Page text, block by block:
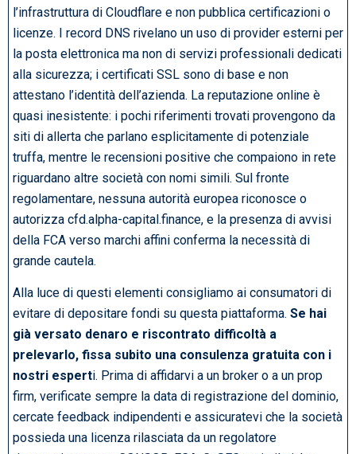
l’infrastruttura di Cloudflare e non pubblica certificazioni o
licenze. I record DNS rivelano un uso di provider esterni per
la posta elettronica ma non di servizi professionali dedicati
alla sicurezza; i certificati SSL sono di base e non
attestano l’identità dell’azienda. La reputazione online è
quasi inesistente: i pochi riferimenti trovati provengono da
siti di allerta che parlano esplicitamente di potenziale
truffa, mentre le recensioni positive che compaiono in rete
riguardano altre società con nomi simili. Sul fronte
regolamentare, nessuna autorità europea riconosce o
autorizza cfd.alpha-capital.finance, e la presenza di avvisi
della FCA verso marchi affini conferma la necessità di
grande cautela.
Alla luce di questi elementi consigliamo ai consumatori di
evitare di depositare fondi su questa piattaforma. Se hai
già versato denaro e riscontrato difficoltà a
prelevarlo, fissa subito una consulenza gratuita con i
nostri esperti. Prima di affidarvi a un broker o a un prop
firm, verificate sempre la data di registrazione del dominio,
cercate feedback indipendenti e assicuratevi che la società
possieda una licenza rilasciata da un regolatore